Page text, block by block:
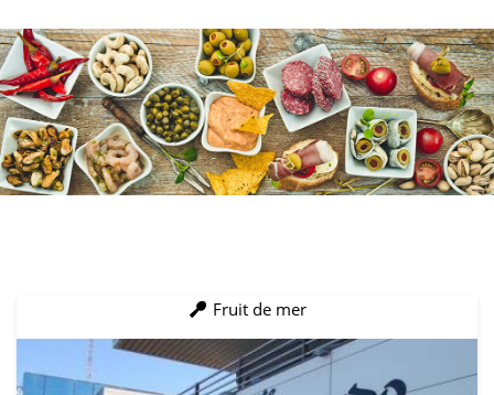
Fruit de mer